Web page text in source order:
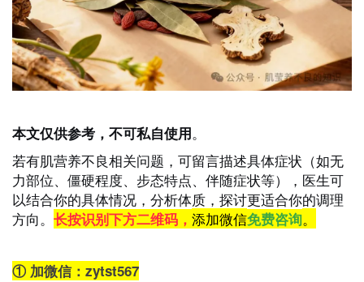
本文仅供参考，不可私自使用。
若有肌营养不良相关问题，可留言描述具体症状（如无
力部位、僵硬程度、步态特点、伴随症状等），医生可
以结合你的具体情况，分析体质，探讨更适合你的调理
方向。 长按识别下方二维码， 添加微信免费咨询。
① 加微信：zytst567